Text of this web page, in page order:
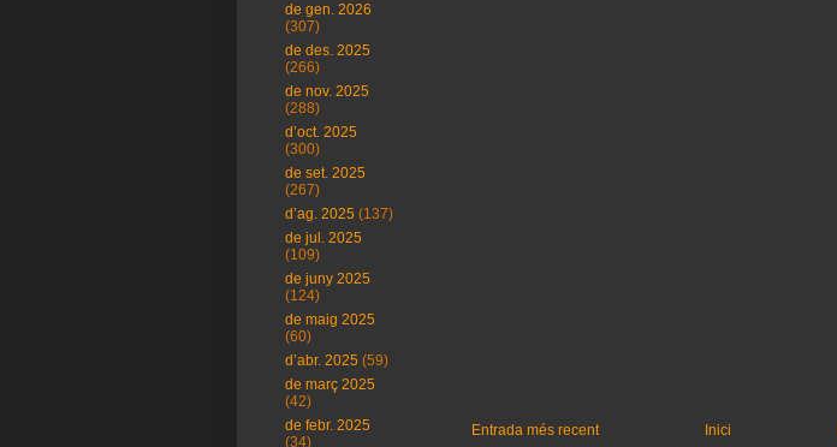
Entrada més recent
Inici
de gen. 2026
(307)
de des. 2025
(266)
de nov. 2025
(288)
d’oct. 2025
(300)
de set. 2025
(267)
d’ag. 2025 (137)
de jul. 2025
(109)
de juny 2025
(124)
de maig 2025
(60)
d’abr. 2025 (59)
de març 2025
(42)
de febr. 2025
(34)